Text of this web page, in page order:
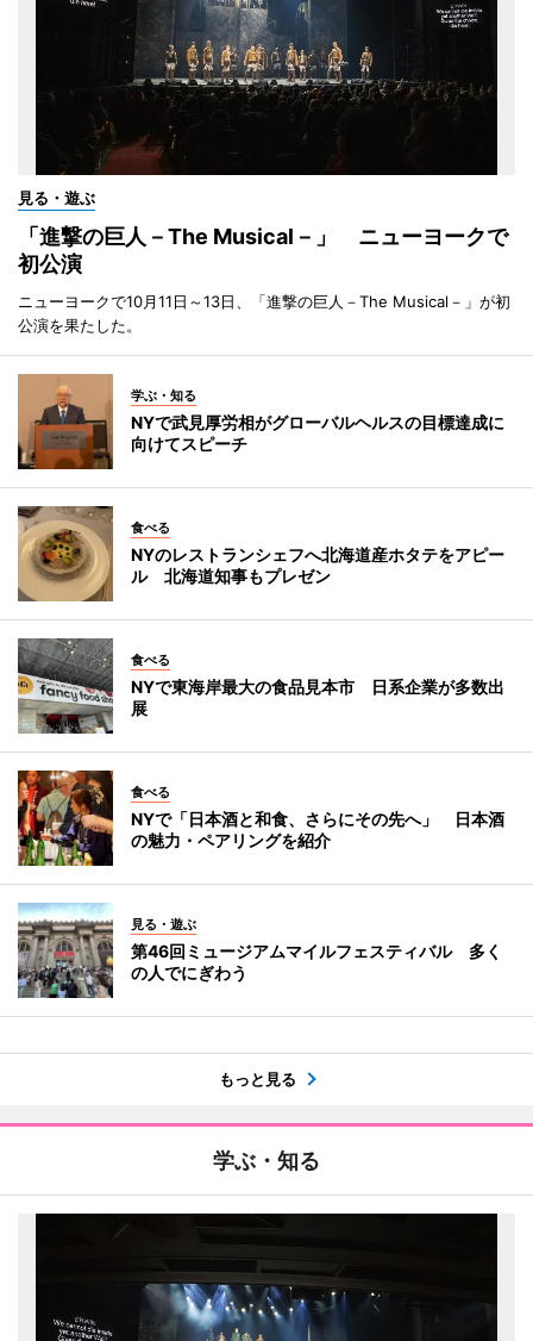
見る・遊ぶ
「進撃の巨人－The Musical－」 ニューヨークで
初公演
ニューヨークで10月11日～13日、「進撃の巨人－The Musical－」が初
公演を果たした。
学ぶ・知る
NYで武見厚労相がグローバルヘルスの目標達成に
向けてスピーチ
食べる
NYのレストランシェフへ北海道産ホタテをアピー
ル 北海道知事もプレゼン
食べる
NYで東海岸最大の食品見本市 日系企業が多数出
展
食べる
NYで「日本酒と和食、さらにその先へ」 日本酒
の魅力・ペアリングを紹介
見る・遊ぶ
第46回ミュージアムマイルフェスティバル 多く
の人でにぎわう
もっと見る
学ぶ・知る